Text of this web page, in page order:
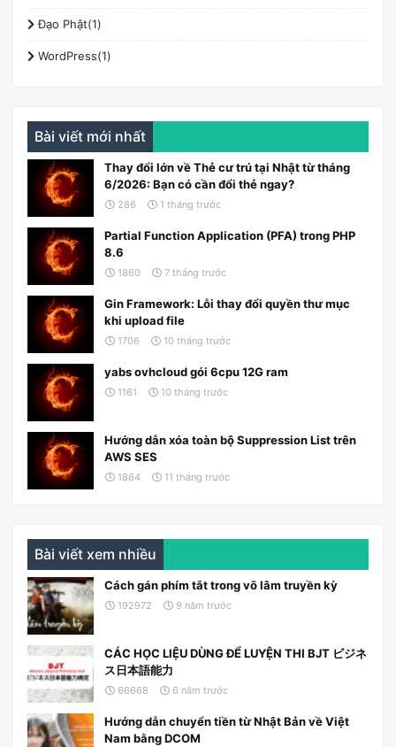
Đạo Phật(1)
WordPress(1)
Bài viết mới nhất
Thay đổi lớn về Thẻ cư trú tại Nhật từ tháng
6/2026: Bạn có cần đổi thẻ ngay?
286 1 tháng trước
Partial Function Application (PFA) trong PHP
8.6
1860 7 tháng trước
Gin Framework: Lỗi thay đổi quyền thư mục
khi upload file
1706 10 tháng trước
yabs ovhcloud gói 6cpu 12G ram
1161 10 tháng trước
Hướng dẫn xóa toàn bộ Suppression List trên
AWS SES
1864 11 tháng trước
Bài viết xem nhiều
Cách gán phím tắt trong võ lâm truyền kỳ
192972 9 năm trước
CÁC HỌC LIỆU DÙNG ĐỂ LUYỆN THI BJT ビジネ
ス日本語能力
66668 6 năm trước
Hướng dẫn chuyển tiền từ Nhật Bản về Việt
Nam bằng DCOM